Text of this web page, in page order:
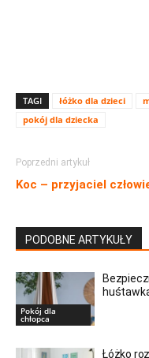
TAGI łóżko dla dzieci
pokój dla dziecka
Poprzedni artykuł
Koc – przyjaciel
PODOBNE ARTYKUŁY
Pokój dla
chłopca
Łóżko